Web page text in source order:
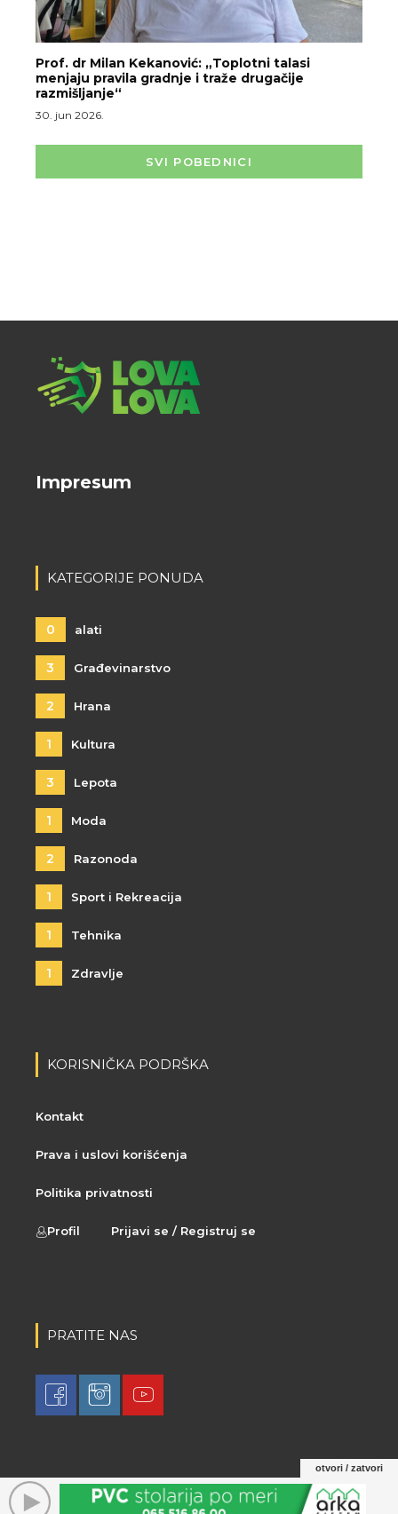
Prof. dr Milan Kekanović: „Toplotni talasi
menjaju pravila gradnje i traže drugačije
razmišljanje“
30. jun 2026.
SVI POBEDNICI
Impresum
KATEGORIJE PONUDA
0 alati
3 Građevinarstvo
2 Hrana
1 Kultura
3 Lepota
1 Moda
2 Razonoda
1 Sport i Rekreacija
1 Tehnika
1 Zdravlje
KORISNIČKA PODRŠKA
Kontakt
Prava i uslovi korišćenja
Politika privatnosti
Profil Prijavi se / Registruj se
PRATITE NAS
© 2021 LovaLova. All rights reserved.
otvori / zatvori